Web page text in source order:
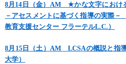
8月14日（金）AM ★かな文字におけ
－アセスメントに基づく指導の実際
教育支援センター フラーテルL.C.）
8月15日（土）AM LCSAの概説と指
大学）